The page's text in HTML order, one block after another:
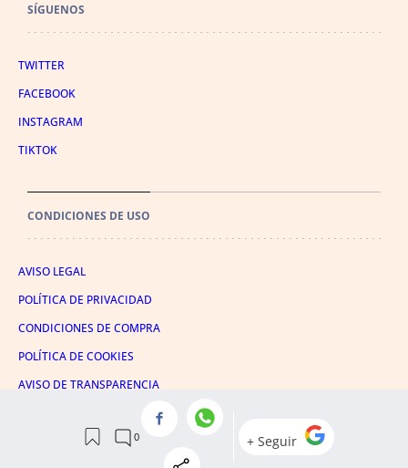
SÍGUENOS
TWITTER
FACEBOOK
INSTAGRAM
TIKTOK
CONDICIONES DE USO
AVISO LEGAL
POLÍTICA DE PRIVACIDAD
CONDICIONES DE COMPRA
POLÍTICA DE COOKIES
AVISO DE TRANSPARENCIA